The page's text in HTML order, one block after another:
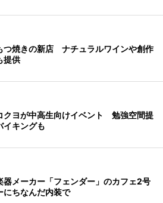
つ焼きの新店 ナチュラルワインや創作
提供
クヨが中高生向けイベント 勉強空間提
キングも
器メーカー「フェンダー」のカフェ2号
ちなんだ内装で